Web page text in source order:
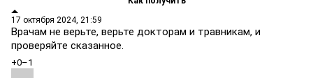
17 октября 2024, 21:59
Врачам не верьте, верьте докторам и травникам, и
проверяйте сказанное.
+0–1